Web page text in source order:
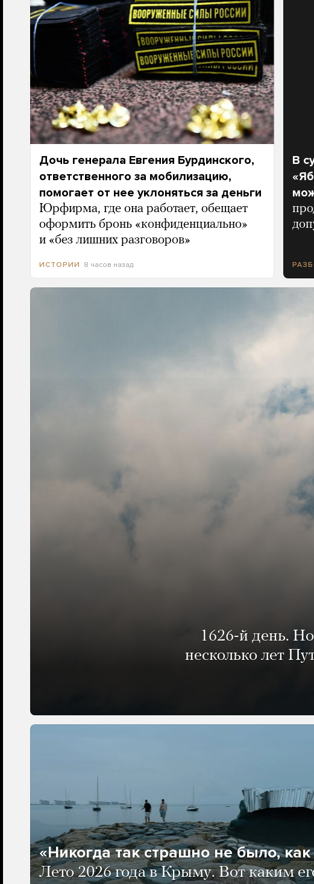
Дочь генерала Евгения Бурдинского,
ответственного за мобилизацию,
помогает от нее уклоняться за деньги
Юрфирма, где она работает, обещает
оформить бронь «конфиденциально»
и «без лишних разговоров»
ИСТОРИИ 8 часов назад
В
1626-й день.
несколько лет
«Никогда так страшно не было, как
Лето 2026 года в Крыму. Вот каким